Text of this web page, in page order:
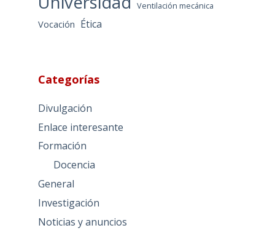
Ventilación mecánica
Vocación Ética
Categorías
Divulgación
Enlace interesante
Formación
Docencia
General
Investigación
Noticias y anuncios